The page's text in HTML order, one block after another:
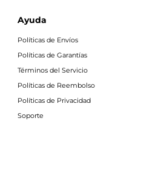
Ayuda
Políticas de Envíos
Políticas de Garantías
Términos del Servicio
Políticas de Reembolso
Políticas de Privacidad
Soporte